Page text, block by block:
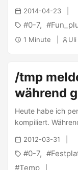
aktivieren, um
haben. Meiner
Mechanismus
man hier eher
/ffp/etc/: ...
2014-04-23
0-7
1 Minute
Uli
/tmp
während
Heute habe ich
kompiliert.
ersten Datei
error: error writing
device
Error 1 make[1]:
2012-03-31
0-7
Temp